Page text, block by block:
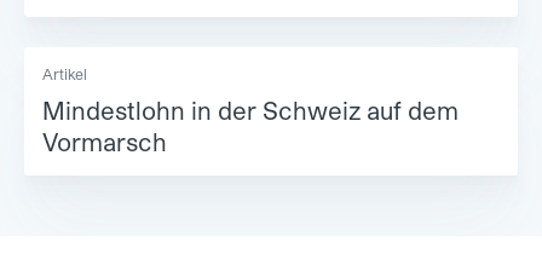
Artikel
Mindestlohn in der Schweiz auf dem
Vormarsch